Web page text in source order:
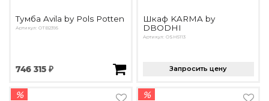
Тумба Avila by Pols Potten
Артикул: OTB2395
746 315 ₽
Шкаф KARMA by
DBODHI
Артикул: OSH5113
Запросить цену
% %